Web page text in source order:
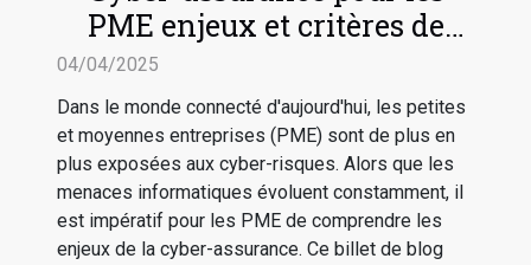
PME enjeux et critères de
sélection face aux cyber-
risques
04/04/2025
Dans le monde connecté d'aujourd'hui, les petites
et moyennes entreprises (PME) sont de plus en
plus exposées aux cyber-risques. Alors que les
menaces informatiques évoluent constamment, il
est impératif pour les PME de comprendre les
enjeux de la cyber-assurance. Ce billet de blog